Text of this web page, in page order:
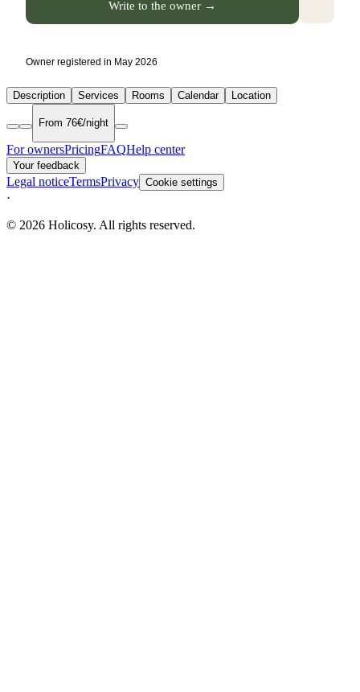
Write to the owner →
Owner registered in May 2026
Description Services Rooms Calendar Location
From 76€/night
For ownersPricingFAQHelp center
Your feedback
Legal noticeTermsPrivacy Cookie settings
·
© 2026 Holicosy. All rights reserved.